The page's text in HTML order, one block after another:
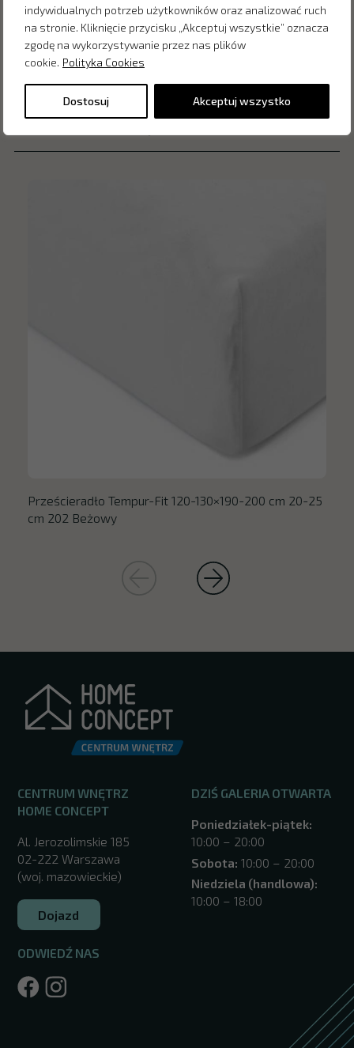
indywidualnych potrzeb użytkowników oraz analizować ruch
na stronie. Kliknięcie przycisku „Akceptuj wszystkie” oznacza
zgodę na wykorzystywanie przez nas plików
cookie. Polityka Cookies
Dostosuj Akceptuj wszystko
Inne produkty z kategorii
Prześcieradło Tempur-Fit 120-130×190-200 cm 20-25
cm 202 Beżowy
CENTRUM WNĘTRZ
HOME CONCEPT
Al. Jerozolimskie 185
02-222 Warszawa
(woj. mazowieckie)
Dojazd
ODWIEDŹ NAS
DZIŚ GALERIA OTWARTA
Poniedziałek-piątek:
10:00 – 20:00
Sobota: 10:00 – 20:00
Niedziela (handlowa):
10:00 – 18:00